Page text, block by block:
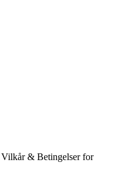
Vilkår & Betingelser for